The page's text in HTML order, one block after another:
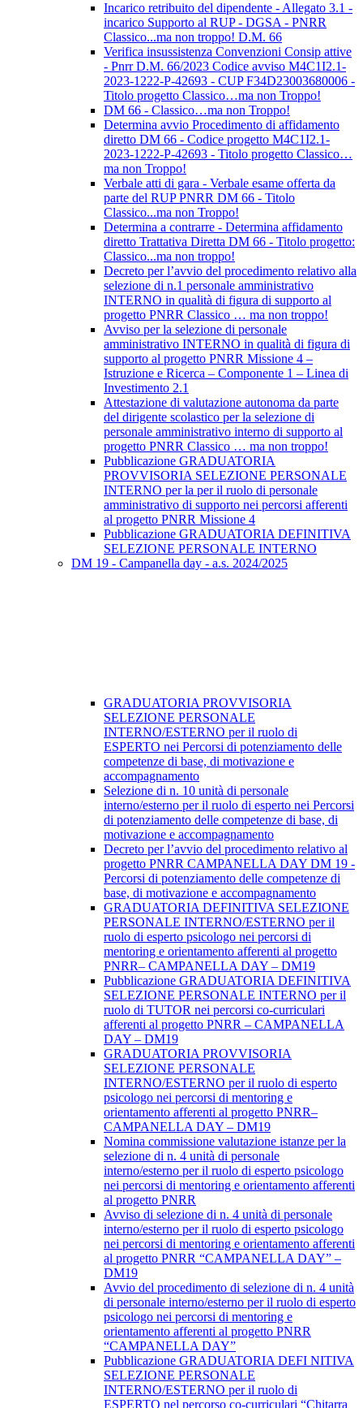
Incarico retribuito del dipendente - Allegato 3.1 -
incarico Supporto al RUP - DGSA - PNRR
Classico...ma non troppo! D.M. 66
Verifica insussistenza Convenzioni Consip attive
- Pnrr D.M. 66/2023 Codice avviso M4C1I2.1-
2023-1222-P-42693 - CUP F34D23003680006 -
Titolo progetto Classico…ma non Troppo!
DM 66 - Classico…ma non Troppo!
Determina avvio Procedimento di affidamento
diretto DM 66 - Codice progetto M4C1I2.1-
2023-1222-P-42693 - Titolo progetto Classico…
ma non Troppo!
Verbale atti di gara - Verbale esame offerta da
parte del RUP PNRR DM 66 - Titolo
Classico...ma non Troppo!
Determina a contrarre - Determina affidamento
diretto Trattativa Diretta DM 66 - Titolo progetto:
Classico...ma non troppo!
Decreto per l’avvio del procedimento relativo alla
selezione di n.1 personale amministrativo
INTERNO in qualità di figura di supporto al
progetto PNRR Classico … ma non troppo!
Avviso per la selezione di personale
amministrativo INTERNO in qualità di figura di
supporto al progetto PNRR Missione 4 –
Istruzione e Ricerca – Componente 1 – Linea di
Investimento 2.1
Attestazione di valutazione autonoma da parte
del dirigente scolastico per la selezione di
personale amministrativo interno di supporto al
progetto PNRR Classico … ma non troppo!
Pubblicazione GRADUATORIA
PROVVISORIA SELEZIONE PERSONALE
INTERNO per la per il ruolo di personale
amministrativo di supporto nei percorsi afferenti
al progetto PNRR Missione 4
Pubblicazione GRADUATORIA DEFINITIVA
SELEZIONE PERSONALE INTERNO
DM 19 - Campanella day - a.s. 2024/2025
GRADUATORIA PROVVISORIA
SELEZIONE PERSONALE
INTERNO/ESTERNO per il ruolo di
ESPERTO nei Percorsi di potenziamento delle
competenze di base, di motivazione e
accompagnamento
Selezione di n. 10 unità di personale
interno/esterno per il ruolo di esperto nei Percorsi
di potenziamento delle competenze di base, di
motivazione e accompagnamento
Decreto per l’avvio del procedimento relativo al
progetto PNRR CAMPANELLA DAY DM 19 -
Percorsi di potenziamento delle competenze di
base, di motivazione e accompagnamento
GRADUATORIA DEFINITIVA SELEZIONE
PERSONALE INTERNO/ESTERNO per il
ruolo di esperto psicologo nei percorsi di
mentoring e orientamento afferenti al progetto
PNRR– CAMPANELLA DAY – DM19
Pubblicazione GRADUATORIA DEFINITIVA
SELEZIONE PERSONALE INTERNO per il
ruolo di TUTOR nei percorsi co-curriculari
afferenti al progetto PNRR – CAMPANELLA
DAY – DM19
GRADUATORIA PROVVISORIA
SELEZIONE PERSONALE
INTERNO/ESTERNO per il ruolo di esperto
psicologo nei percorsi di mentoring e
orientamento afferenti al progetto PNRR–
CAMPANELLA DAY – DM19
Nomina commissione valutazione istanze per la
selezione di n. 4 unità di personale
interno/esterno per il ruolo di esperto psicologo
nei percorsi di mentoring e orientamento afferenti
al progetto PNRR
Avviso di selezione di n. 4 unità di personale
interno/esterno per il ruolo di esperto psicologo
nei percorsi di mentoring e orientamento afferenti
al progetto PNRR “CAMPANELLA DAY” –
DM19
Avvio del procedimento di selezione di n. 4 unità
di personale interno/esterno per il ruolo di esperto
psicologo nei percorsi di mentoring e
orientamento afferenti al progetto PNRR
“CAMPANELLA DAY”
Pubblicazione GRADUATORIA DEFI NITIVA
SELEZIONE PERSONALE
INTERNO/ESTERNO per il ruolo di
ESPERTO nel percorso co-curriculari “Chitarra